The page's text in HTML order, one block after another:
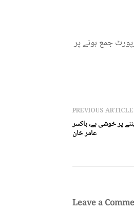
جمع ہونے پر
PREVIOUS ARTICLE
پر خوشی ہے، باکسر
عامر خان
Leave a